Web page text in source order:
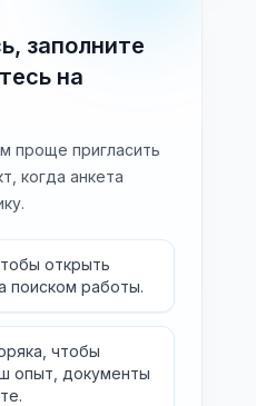
заполните
на
проще пригласить
когда анкета
открыть
поиском работы.
чтобы
опыт, документы